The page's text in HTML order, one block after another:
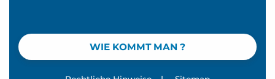
WIE KOMMT MAN ?